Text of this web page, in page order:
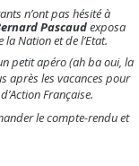
n’ont pas hésité à
Pascaudexposa
Nation et de l’Etat.
petit apéro (ah ba oui, la
après les vacances pour
Française.
le compte-rendu et